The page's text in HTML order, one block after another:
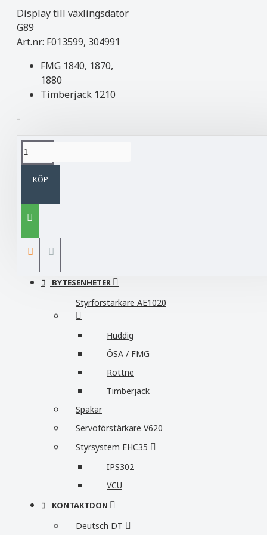
Display till växlingsdator
G89
Art.nr: F013599, 304991
FMG 1840, 1870,
1880
Timberjack 1210
-
KÖP
TILLFÄLLIGT SLUT
Kontakta oss för
leveranstid
Taggar: G89
KATEGORIER
BYTESENHETER
Styrförstärkare AE1020
Huddig
ÖSA / FMG
Rottne
Timberjack
Spakar
Servoförstärkare V620
Styrsystem EHC35
IPS302
VCU
KONTAKTDON
Deutsch DT